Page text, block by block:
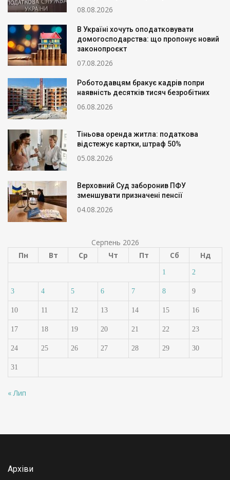
08.08.2026
В Україні хочуть оподатковувати
домогосподарства: що пропонує новий
законопроєкт
07.08.2026
Роботодавцям бракує кадрів попри
наявність десятків тисяч безробітних
06.08.2026
Тіньова оренда житла: податкова
відстежує картки, штраф 50%
05.08.2026
Верховний Суд заборонив ПФУ
зменшувати призначені пенсії
04.08.2026
Серпень 2026
Пн
Вт Ср Чт Пт Сб Нд
1 2
3 4 5 6 7 8 9
10 11 12 13 14 15 16
17 18 19 20 21 22 23
24 25 26 27 28 29 30
31
« Лип
Архіви